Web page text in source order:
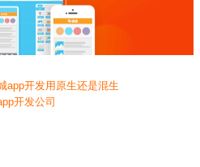
app开发用原生还是混生
开发公司